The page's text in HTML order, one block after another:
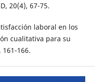
20(4), 67-75.
laboral en los
cualitativa para su
166.